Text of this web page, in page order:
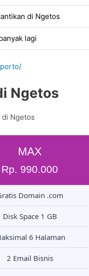
di Ngetos
lagi
Ngetos
Ngetos
MAX
Rp. 990.000
Domain .com
Disk Space 1 GB
6 Halaman
2 Email Bisnis